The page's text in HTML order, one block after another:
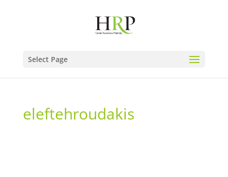
Select Page
eleftehroudakis